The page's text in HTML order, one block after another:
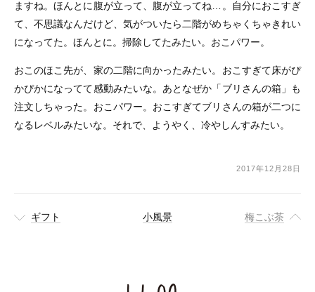
ますね。ほんとに腹が立って、腹が立ってね…。自分におこすぎ
て、不思議なんだけど、気がついたら二階がめちゃくちゃきれい
になってた。ほんとに。掃除してたみたい。おこパワー。
おこのほこ先が、家の二階に向かったみたい。おこすぎて床がぴ
かぴかになってて感動みたいな。あとなぜか「ブリさんの箱」も
注文しちゃった。おこパワー。おこすぎてブリさんの箱が二つに
なるレベルみたいな。それで、ようやく、冷やしんすみたい。
2017年12月28日
ギフト 小風景 梅こぶ茶